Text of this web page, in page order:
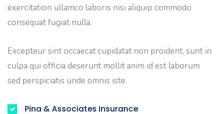
exercitation ullamco laboris nisi aliquip commodo
consequat fugiat nulla.
Excepteur sint occaecat cupidatat non proident, sunt in
culpa qui officia deserunt mollit anim id est laborum
sed perspiciatis unde omnis iste.
Pina & Associates Insurance